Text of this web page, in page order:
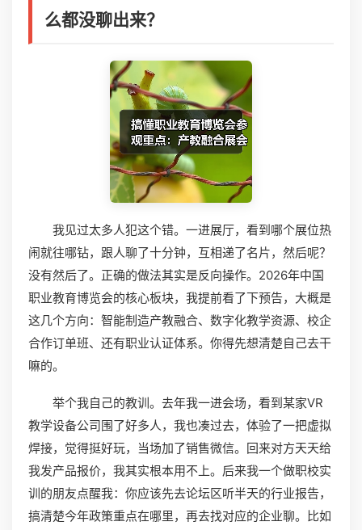
么都没聊出来？
我见过太多人犯这个错。一进展厅，看到哪个展位热
闹就往哪钻，跟人聊了十分钟，互相递了名片，然后呢？
没有然后了。正确的做法其实是反向操作。2026年中国
职业教育博览会的核心板块，我提前看了下预告，大概是
这几个方向：智能制造产教融合、数字化教学资源、校企
合作订单班、还有职业认证体系。你得先想清楚自己去干
嘛的。
举个我自己的教训。去年我一进会场，看到某家VR
教学设备公司围了好多人，我也凑过去，体验了一把虚拟
焊接，觉得挺好玩，当场加了销售微信。回来对方天天给
我发产品报价，我其实根本用不上。后来我一个做职校实
训的朋友点醒我：你应该先去论坛区听半天的行业报告，
搞清楚今年政策重点在哪里，再去找对应的企业聊。比如